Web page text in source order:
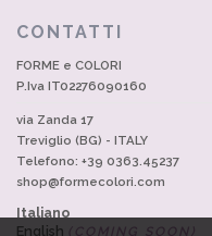
CONTATTI
FORME e COLORI
P.Iva IT02276090160
via Zanda 17
Treviglio (BG) - ITALY
Telefono: +39 0363.45237
shop@formecolori.com
Italiano
English (COMING SOON)